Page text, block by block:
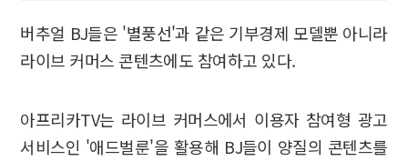
버추얼 BJ들은 '별풍선'과 같은 기부경제 모델뿐 아니라
라이브 커머스 콘텐츠에도 참여하고 있다.
아프리카TV는 라이브 커머스에서 이용자 참여형 광고
서비스인 '애드벌룬'을 활용해 BJ들이 양질의 콘텐츠를